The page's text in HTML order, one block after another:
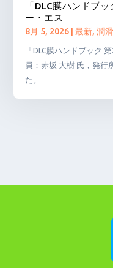
「DLC膜ハンドブ
ー・エス
8月 5, 2026 |最新,潤
「DLC膜ハンドブック
員：赤坂 大樹 氏，発行
た。